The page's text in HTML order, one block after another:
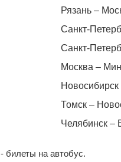
Рязань –
Санкт-
Санкт-
Москва –
Томск –
Челябинск –
- билеты на автобус.